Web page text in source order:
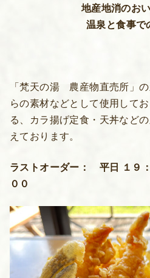
地産地消のお
温泉と食事で
「梵天の湯 農産物直売所」
らの素材などとして使用して
る、カラ揚げ定食・天丼など
えております。
ラストオーダー： 平日 １９
００